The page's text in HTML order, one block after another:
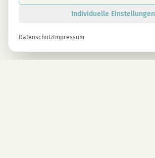
Individuelle Einstellungen
Datenschutz Impressum